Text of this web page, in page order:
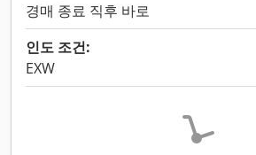
경매 종료 직후 바로
인도 조건:
EXW